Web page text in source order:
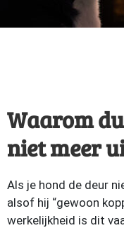
Waarom
niet meer
Als je hond de deur
alsof hij “gewoon
werkelijkheid is dit